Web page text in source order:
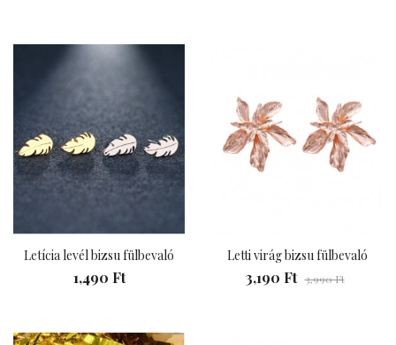
Letícia levél bizsu fülbevaló
1,490 Ft
Letti virág bizsu fülbevaló
3,190 Ft 3,990 Ft